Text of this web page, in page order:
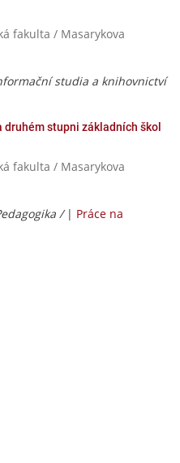
fakulta / Masarykova
studia a knihovnictví
druhém stupni základních škol
fakulta / Masarykova
/ | Práce na